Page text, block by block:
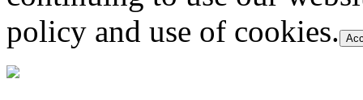
policy and use of cookies.